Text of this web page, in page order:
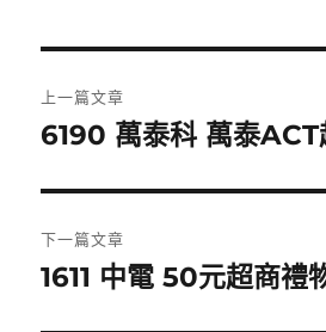
章
覽
上一篇文章
上
篇
文
章:
6190 萬泰科 萬泰ACT
下一篇文章
下
1611 中電 50元超商禮